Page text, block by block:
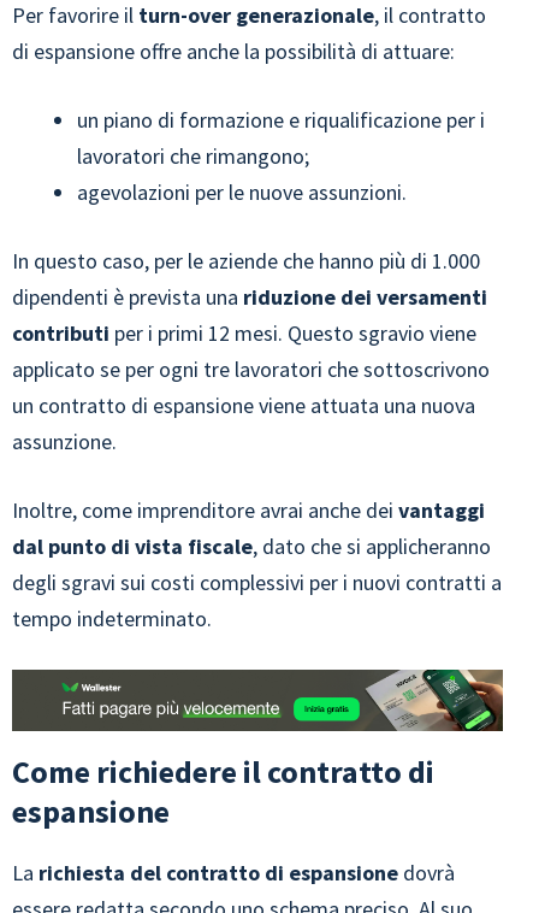
Per favorire il turn-over generazionale, il contratto
di espansione offre anche la possibilità di attuare:
un piano di formazione e riqualificazione per i
lavoratori che rimangono;
agevolazioni per le nuove assunzioni.
In questo caso, per le aziende che hanno più di 1.000
dipendenti è prevista una riduzione dei versamenti
contributi per i primi 12 mesi. Questo sgravio viene
applicato se per ogni tre lavoratori che sottoscrivono
un contratto di espansione viene attuata una nuova
assunzione.
Inoltre, come imprenditore avrai anche dei vantaggi
dal punto di vista fiscale, dato che si applicheranno
degli sgravi sui costi complessivi per i nuovi contratti a
tempo indeterminato.
Come richiedere il contratto di
espansione
La richiesta del contratto di espansione dovrà